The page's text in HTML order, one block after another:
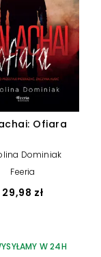
Ofiara
Dominiak
Feeria
29,98 zł
W 24H